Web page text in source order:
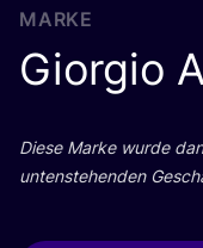
MARKE
Giorgio
Die­se Mar­ke wur­de
unten­ste­hen­den